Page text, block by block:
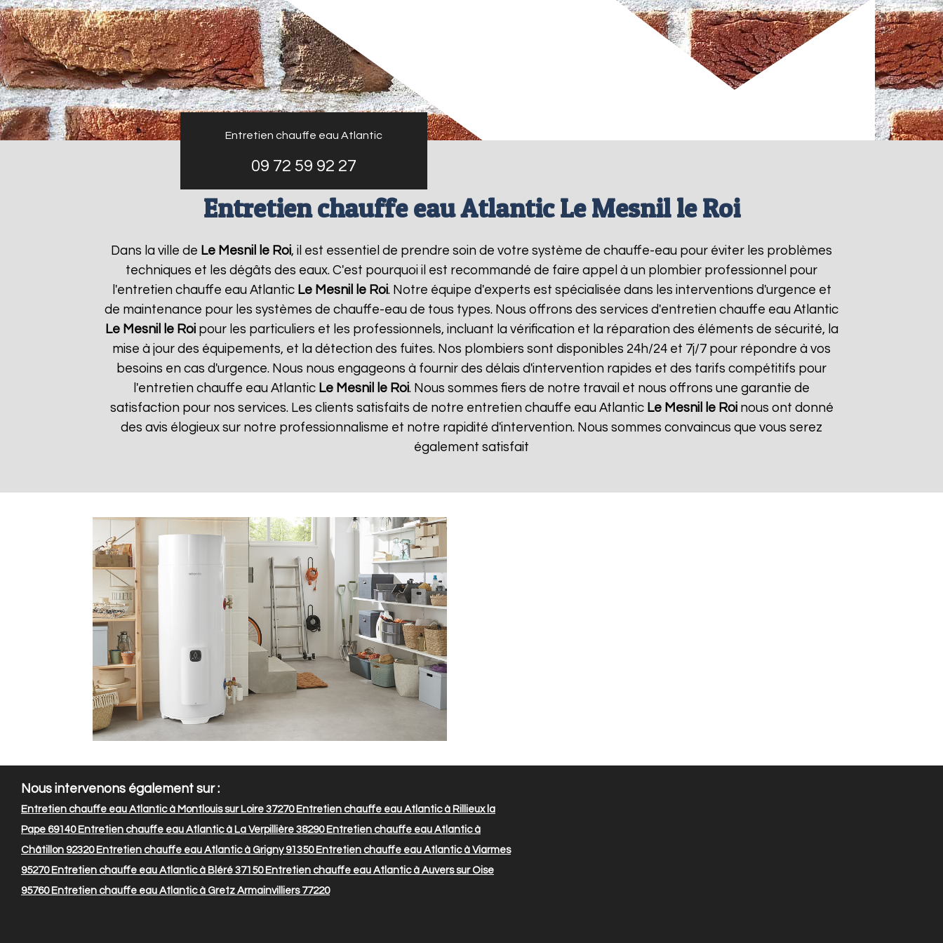
Entretien chauffe eau Atlantic
09 72 59 92 27
Entretien chauffe eau Atlantic Le Mesnil le Roi
Dans la ville de Le Mesnil le Roi, il est essentiel de prendre soin de votre système de chauffe-eau pour éviter les problèmes
techniques et les dégâts des eaux. C'est pourquoi il est recommandé de faire appel à un plombier professionnel pour
l'entretien chauffe eau Atlantic Le Mesnil le Roi. Notre équipe d'experts est spécialisée dans les interventions d'urgence et
de maintenance pour les systèmes de chauffe-eau de tous types. Nous offrons des services d'entretien chauffe eau Atlantic
Le Mesnil le Roipour les particuliers et les professionnels, incluant la vérification et la réparation des éléments de sécurité, la
mise à jour des équipements, et la détection des fuites. Nos plombiers sont disponibles 24h/24 et 7j/7 pour répondre à vos
besoins en cas d'urgence. Nous nous engageons à fournir des délais d'intervention rapides et des tarifs compétitifs pour
l'entretien chauffe eau Atlantic Le Mesnil le Roi. Nous sommes fiers de notre travail et nous offrons une garantie de
satisfaction pour nos services. Les clients satisfaits de notre entretien chauffe eau Atlantic Le Mesnil le Roinous ont donné
des avis élogieux sur notre professionnalisme et notre rapidité d'intervention. Nous sommes convaincus que vous serez
également satisfait
Nous intervenons également sur :
Entretien chauffe eau Atlantic à Montlouis sur Loire 37270Entretien chauffe eau Atlantic à Rillieux la
Pape 69140Entretien chauffe eau Atlantic à La Verpillière 38290Entretien chauffe eau Atlantic à
Châtillon 92320Entretien chauffe eau Atlantic à Grigny 91350Entretien chauffe eau Atlantic à Viarmes
95270Entretien chauffe eau Atlantic à Bléré 37150Entretien chauffe eau Atlantic à Auvers sur Oise
95760Entretien chauffe eau Atlantic à Gretz Armainvilliers 77220